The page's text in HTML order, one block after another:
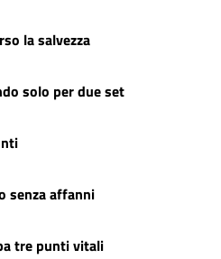
la salvezza
solo per due set
senza affanni
tre punti vitali